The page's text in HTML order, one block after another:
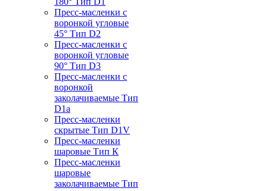
Пресс-масленки с
воронкой угловые
45° Тип D2
Пресс-масленки с
воронкой угловые
90° Тип D3
Пресс-масленки с
воронкой
заколачиваемые Тип
D1a
Пресс-масленки
скрытые Тип D1V
Пресс-масленки
шаровые Тип К
Пресс-масленки
шаровые
заколачиваемые Тип